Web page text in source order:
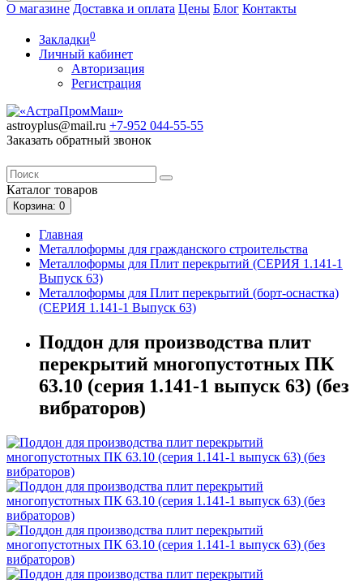
О магазине Доставка и оплата Цены Блог Контакты
Закладки0
Личный кабинет
Авторизация
Регистрация
astroyplus@mail.ru +7-952 044-55-55
Заказать обратный звонок
Каталог товаров
Корзина: 0
Главная
Металлоформы для гражданского строительства
Металлоформы для Плит перекрытий (СЕРИЯ 1.141-1
Выпуск 63)
Металлоформы для Плит перекрытий (борт-оснастка)
(СЕРИЯ 1.141-1 Выпуск 63)
Поддон для производства плит
перекрытий многопустотных ПК
63.10 (серия 1.141-1 выпуск 63) (без
вибраторов)